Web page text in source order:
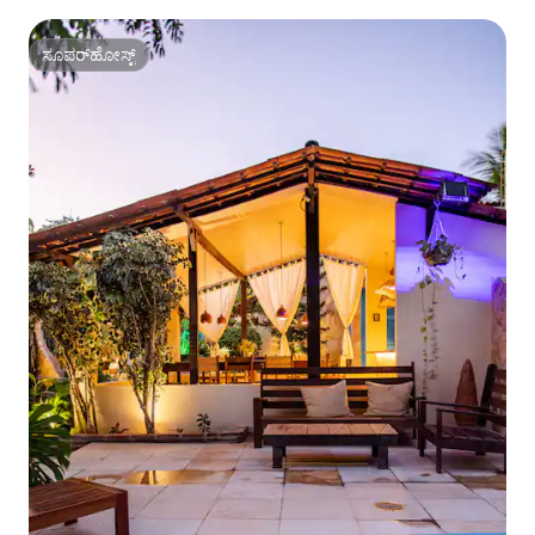
ಸೂಪರ್‌ಹೋಸ್ಟ್
ಸೂಪರ್‌ಹೋಸ್ಟ್